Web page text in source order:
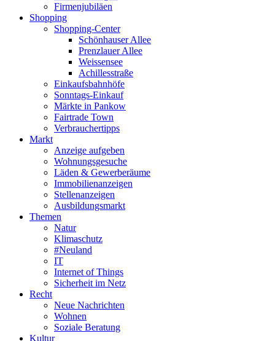
Firmenjubiläen
Shopping
Shopping-Center
Schönhauser Allee
Prenzlauer Allee
Weissensee
Achillesstraße
Einkaufsbahnhöfe
Sonntags-Einkauf
Märkte in Pankow
Fairtrade Town
Verbrauchertipps
Markt
Anzeige aufgeben
Wohnungsgesuche
Läden & Gewerberäume
Immobilienanzeigen
Stellenanzeigen
Ausbildungsmarkt
Themen
Natur
Klimaschutz
#Neuland
IT
Internet of Things
Sicherheit im Netz
Recht
Neue Nachrichten
Wohnen
Soziale Beratung
Kultur